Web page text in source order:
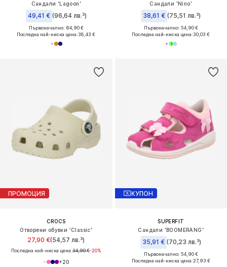
Сандали 'Lagoon'
49,41 € (96,64 лв.³)
Първоначално: 64,90 €
Последна най-ниска цена:38,43 €
Сандали 'Nino'
38,61 € (75,51 лв.³)
Първоначално: 54,90 €
Последна най-ниска цена:30,03 €
ПРОМОЦИЯ
CROCS
Отворени обувки 'Classic'
27,90 €(54,57 лв.³)
Последна най-ниска цена:34,90 €-20%
+20
КУПОН
SUPERFIT
Сандали 'BOOMERANG'
35,91 € (70,23 лв.³)
Първоначално: 54,90 €
Последна най-ниска цена:27,93 €